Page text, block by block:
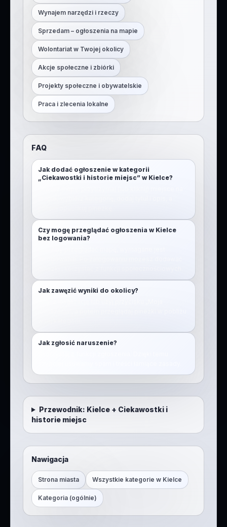
Wynajem narzędzi i rzeczy
Sprzedam – ogłoszenia na mapie
Wolontariat w Twojej okolicy
Akcje społeczne i zbiórki
Projekty społeczne i obywatelskie
Praca i zlecenia lokalne
FAQ
Jak dodać ogłoszenie w kategorii
„Ciekawostki i historie miejsc” w Kielce?
Czy mogę przeglądać ogłoszenia w Kielce
bez logowania?
Jak zawęzić wyniki do okolicy?
Jak zgłosić naruszenie?
Przewodnik: Kielce+ Ciekawostki i
historie miejsc
Nawigacja
Strona miasta Wszystkie kategorie w Kielce
Kategoria (ogólnie)